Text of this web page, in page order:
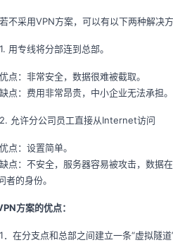
不采用VPN方案，可以有以下两种解决方
用专线将分部连到总部。
点：非常安全，数据很难被截取。
点：费用非常昂贵，中小企业无法承担。
允许分公司员工直接从Internet访问
点：设置简单。
点：不安全，服务器容易被攻击，数据
者的身份。
方案的优点：
在分支点和总部之间建立一条“虚拟隧道